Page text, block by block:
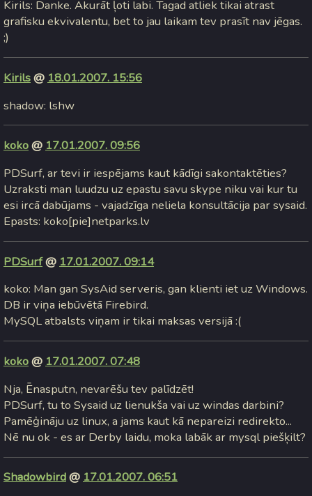
Kirils: Danke. Akurāt ļoti labi. Tagad atliek tikai atrast
grafisku ekvivalentu, bet to jau laikam tev prasīt nav jēgas.
;)
Kirils@ 18.01.2007. 15:56
shadow: lshw
koko@ 17.01.2007. 09:56
PDSurf, ar tevi ir iespējams kaut kādīgi sakontaktēties?
Uzraksti man luudzu uz epastu savu skype niku vai kur tu
esi ircā dabūjams - vajadzīga neliela konsultācija par sysaid.
Epasts: koko[pie]netparks.lv
PDSurf@ 17.01.2007. 09:14
koko: Man gan SysAid serveris, gan klienti iet uz Windows.
DB ir viņa iebūvētā Firebird.
MySQL atbalsts viņam ir tikai maksas versijā :(
koko@ 17.01.2007. 07:48
Nja, Ēnasputn, nevarēšu tev palīdzēt!
PDSurf, tu to Sysaid uz lienukša vai uz windas darbini?
Pamēģināju uz linux, a jams kaut kā nepareizi redirekto...
Nē nu ok - es ar Derby laidu, moka labāk ar mysql piešķilt?
Shadowbird@ 17.01.2007. 06:51